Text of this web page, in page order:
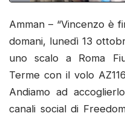
Amman – “Vincenzo è
domani, lunedì 13
uno scalo a Roma
Terme con il volo
Andiamo ad
canali social di